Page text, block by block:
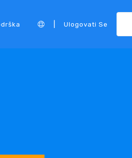
Ulogovati Se